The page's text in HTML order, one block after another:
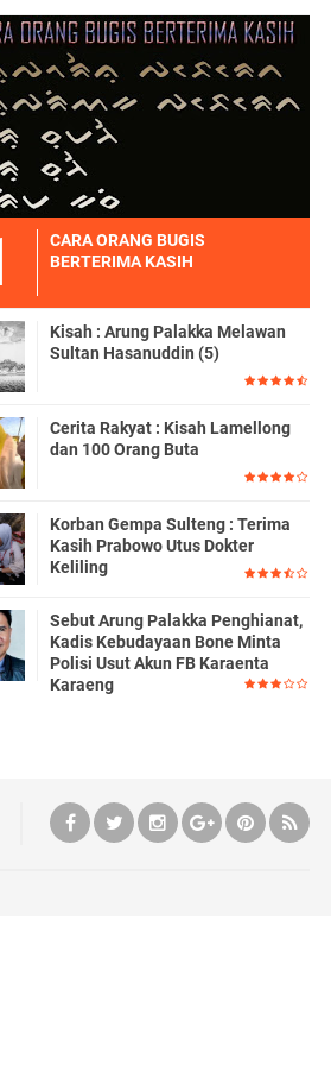
CARA ORANG BUGIS
BERTERIMA KASIH
Kisah : Arung Palakka Melawan
Sultan Hasanuddin (5)
Cerita Rakyat : Kisah Lamellong
dan 100 Orang Buta
Korban Gempa Sulteng : Terima
Kasih Prabowo Utus Dokter
Keliling
Sebut Arung Palakka Penghianat,
Kadis Kebudayaan Bone Minta
Polisi Usut Akun FB Karaenta
Karaeng